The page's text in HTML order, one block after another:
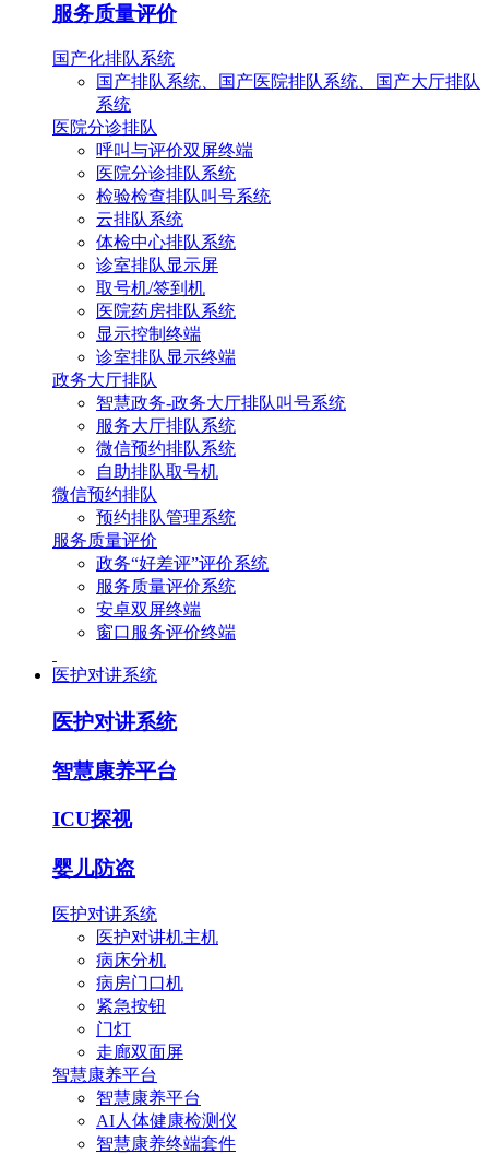
服务质量评价
国产化排队系统
国产排队系统、国产医院排队系统、国产大厅排队
系统
医院分诊排队
呼叫与评价双屏终端
医院分诊排队系统
检验检查排队叫号系统
云排队系统
体检中心排队系统
诊室排队显示屏
取号机/签到机
医院药房排队系统
显示控制终端
诊室排队显示终端
政务大厅排队
智慧政务-政务大厅排队叫号系统
服务大厅排队系统
微信预约排队系统
自助排队取号机
微信预约排队
预约排队管理系统
服务质量评价
政务“好差评”评价系统
服务质量评价系统
安卓双屏终端
窗口服务评价终端
医护对讲系统
医护对讲系统
智慧康养平台
ICU探视
婴儿防盗
医护对讲系统
医护对讲机主机
病床分机
病房门口机
紧急按钮
门灯
走廊双面屏
智慧康养平台
智慧康养平台
AI人体健康检测仪
智慧康养终端套件